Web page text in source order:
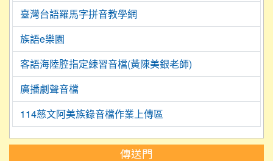
臺灣台語羅馬字拼音教學網
族語e樂園
客語海陸腔指定練習音檔(黃陳美銀老師)
廣播劇聲音檔
114慈文阿美族錄音檔作業上傳區
傳送門